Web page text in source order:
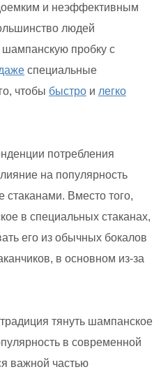
и неэффективным
людей
шампанскую пробку с
специальные
чтобы быстро и легко
потребления
на популярность
стаканами. Вместо того,
в специальных стаканах,
его из обычных бокалов
в основном из-за
тянуть шампанское
в современной
важной частью